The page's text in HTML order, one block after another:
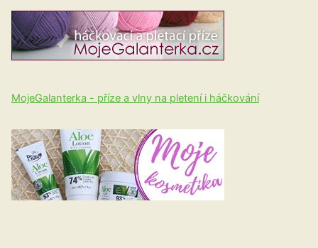
MojeGalanterka - příze a vlny na pletení i háčkování